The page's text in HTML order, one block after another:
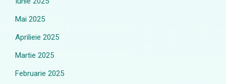
Mai 2025
Aprilieie 2025
Martie 2025
Februarie 2025